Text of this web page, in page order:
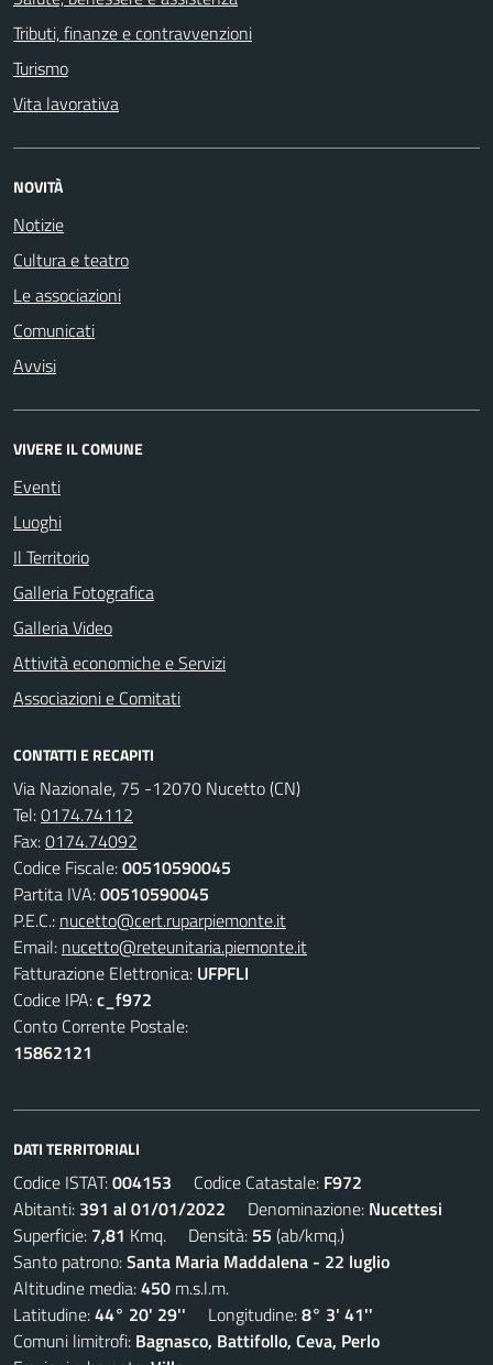
Tributi, finanze e contravvenzioni
Turismo
Vita lavorativa
NOVITÀ
Notizie
Cultura e teatro
Le associazioni
Comunicati
Avvisi
VIVERE IL COMUNE
Eventi
Luoghi
Il Territorio
Galleria Fotografica
Galleria Video
Attività economiche e Servizi
Associazioni e Comitati
CONTATTI E RECAPITI
Via Nazionale, 75 -12070 Nucetto (CN)
Tel:0174.74112
Fax:0174.74092
Codice Fiscale:00510590045
Partita IVA:00510590045
P.E.C.: nucetto@cert.ruparpiemonte.it
Email: nucetto@reteunitaria.piemonte.it
Fatturazione Elettronica: UFPFLI
Codice IPA:c_f972
Conto Corrente Postale:
15862121
DATI TERRITORIALI
Codice ISTAT:004153 Codice Catastale: F972
Abitanti: 391 al 01/01/2022 Denominazione: Nucettesi
Superficie: 7,81 Kmq. Densità: 55 (ab/kmq.)
Santo patrono:Santa Maria Maddalena - 22 luglio
Altitudine media:450 m.s.l.m.
Latitudine:44° 20' 29'' Longitudine:8° 3' 41''
Comuni limitrofi: Bagnasco, Battifollo, Ceva, Perlo